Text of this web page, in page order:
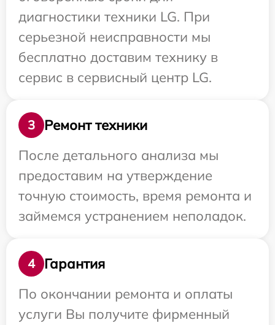
диагностики техники LG. При
серьезной неисправности мы
бесплатно доставим технику в
сервис в сервисный центр LG.
3
Ремонт техники
После детального анализа мы
предоставим на утверждение
точную стоимость, время ремонта и
займемся устранением неполадок.
4
Гарантия
По окончании ремонта и оплаты
услуги Вы получите фирменный